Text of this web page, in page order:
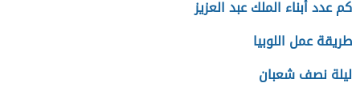
كم عدد أبناء الملك عبد العزيز
طريقة عمل اللوبيا
ليلة نصف شعبان